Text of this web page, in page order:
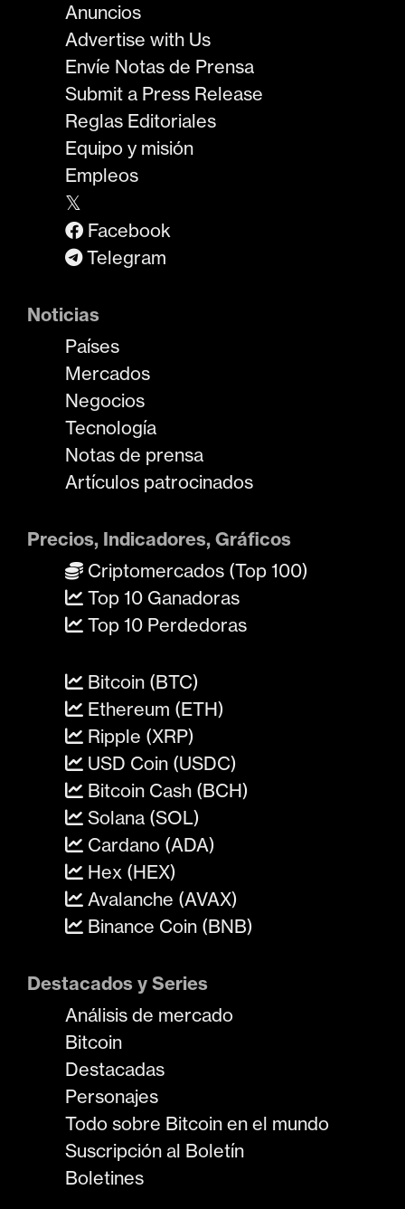
Anuncios
Advertise with Us
Envíe Notas de Prensa
Submit a Press Release
Reglas Editoriales
Equipo y misión
Empleos
𝕏
Facebook
Telegram
Noticias
Países
Mercados
Negocios
Tecnología
Notas de prensa
Artículos patrocinados
Precios, Indicadores, Gráficos
Criptomercados (Top 100)
Top 10 Ganadoras
Top 10 Perdedoras
Bitcoin (BTC)
Ethereum (ETH)
Ripple (XRP)
USD Coin (USDC)
Bitcoin Cash (BCH)
Solana (SOL)
Cardano (ADA)
Hex (HEX)
Avalanche (AVAX)
Binance Coin (BNB)
Destacados y Series
Análisis de mercado
Bitcoin
Destacadas
Personajes
Todo sobre Bitcoin en el mundo
Suscripción al Boletín
Boletines